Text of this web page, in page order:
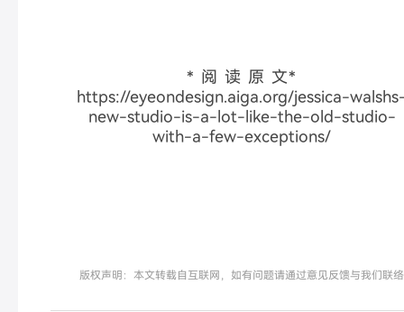
* 阅 读 原 文*
https://eyeondesign.aiga.org/jessica-
new-studio-is-a-lot-like-the-old-studio-
with-a-few-exceptions/
版权声明：本文转载自互联网，如有问题请通过意见反馈与我们联络